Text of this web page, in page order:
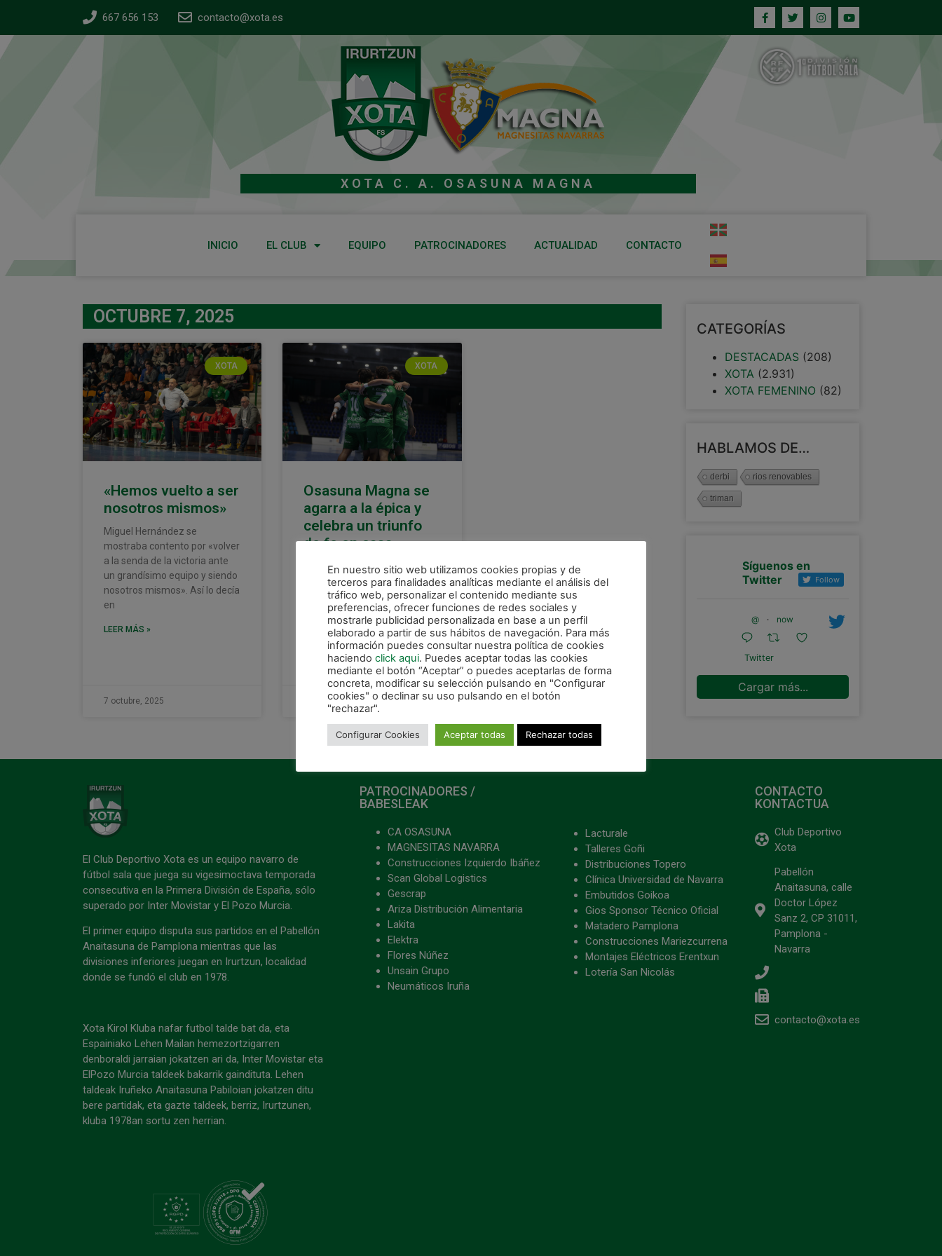
667 656 153 contacto@xota.es
XOTA C. A. OSASUNA MAGNA
INICIO EL CLUB EQUIPO PATROCINADORES ACTUALIDAD CONTACTO
OCTUBRE 7, 2025
XOTA
«Hemos vuelto a ser
nosotros mismos»
Miguel Hernández se
mostraba contento por «volver
a la senda de la victoria ante
un grandísimo equipo y siendo
nosotros mismos». Así lo decía
en
LEER MÁS »
7 octubre, 2025
XOTA
Osasuna Magna se
agarra a la épica y
celebra un triunfo
de fe en casa
– Ángela Martínez – Osasuna
Magna recibía a Islas Baleares
Palma Futsal en Anaitasuna
para disputar el partido
adelantado de la jornada 8 por
LEER MÁS »
7 octubre, 2025
CATEGORÍAS
DESTACADAS (208)
XOTA (2.931)
XOTA FEMENINO (82)
HABLAMOS DE…
derbi rios renovables
triman
Síguenos en
Twitter
Follow
@ · now
Twitter
Cargar más...
El Club Deportivo Xota es un equipo navarro de
fútbol sala que juega su vigesimoctava temporada
consecutiva en la Primera División de España, sólo
superado por Inter Movistar y El Pozo Murcia.
El primer equipo disputa sus partidos en el Pabellón
Anaitasuna de Pamplona mientras que las
divisiones inferiores juegan en Irurtzun, localidad
donde se fundó el club en 1978.
Xota Kirol Kluba nafar futbol talde bat da, eta
Espainiako Lehen Mailan hemezortzigarren
denboraldi jarraian jokatzen ari da, Inter Movistar eta
ElPozo Murcia taldeek bakarrik gaindituta. Lehen
taldeak Iruñeko Anaitasuna Pabiloian jokatzen ditu
bere partidak, eta gazte taldeek, berriz, Irurtzunen,
kluba 1978an sortu zen herrian.
PATROCINADORES /
BABESLEAK
CA OSASUNA
MAGNESITAS NAVARRA
Construcciones Izquierdo Ibáñez
Scan Global Logistics
Gescrap
Ariza Distribución Alimentaria
Lakita
Elektra
Flores Núñez
Unsain Grupo
Neumáticos Iruña
Lacturale
Talleres Goñi
Distribuciones Topero
Clínica Universidad de Navarra
Embutidos Goikoa
Gios Sponsor Técnico Oficial
Matadero Pamplona
Construcciones Mariezcurrena
Montajes Eléctricos Erentxun
Lotería San Nicolás
CONTACTO
KONTACTUA
Club Deportivo
Xota
Pabellón
Anaitasuna, calle
Doctor López
Sanz 2, CP 31011,
Pamplona -
Navarra
contacto@xota.es
En nuestro sitio web utilizamos cookies propias y de
terceros para finalidades analíticas mediante el análisis del
tráfico web, personalizar el contenido mediante sus
preferencias, ofrecer funciones de redes sociales y
mostrarle publicidad personalizada en base a un perfil
elaborado a partir de sus hábitos de navegación. Para más
información puedes consultar nuestra política de cookies
haciendo click aqui. Puedes aceptar todas las cookies
mediante el botón “Aceptar” o puedes aceptarlas de forma
concreta, modificar su selección pulsando en "Configurar
cookies" o declinar su uso pulsando en el botón
"rechazar".
Configurar Cookies Aceptar todas Rechazar todas